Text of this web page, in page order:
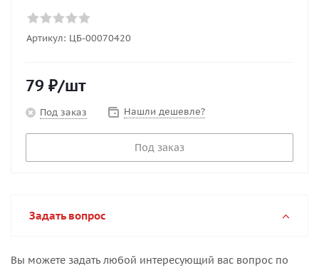
Артикул: ЦБ-00070420
79 ₽/шт
Под заказ Нашли дешевле?
Под заказ
Задать вопрос
Вы можете задать любой интересующий вас вопрос по